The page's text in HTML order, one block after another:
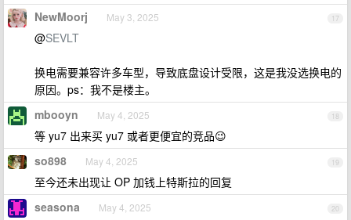
17
NewMoorj May 3, 2025
@SEVLT
换电需要兼容许多车型，导致底盘设计受限，这是我没选换电的
原因。ps：我不是楼主。
18
mbooyn May 4, 2025
等 yu7 出来买 yu7 或者更便宜的竞品😉
19
so898 May 4, 2025
至今还未出现让 OP 加钱上特斯拉的回复
20
seasona May 4, 2025